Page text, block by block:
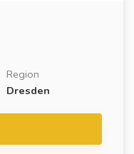
Region
Dresden